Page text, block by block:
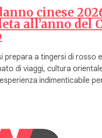
cinese
all’anno del
prepara a tingersi di rosso
di viaggi, cultura
indimenticabile